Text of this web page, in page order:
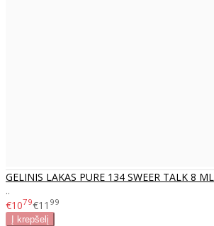
GELINIS LAKAS PURE 134 SWEER TALK 8 ML
..
€1079€11 99